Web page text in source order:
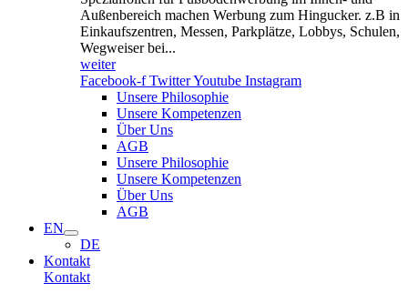
Außenbereich machen Werbung zum Hingucker. z.B in
Einkaufszentren, Messen, Parkplätze, Lobbys, Schulen,
Wegweiser bei...
weiter
Facebook-f TwitterYoutube Instagram
Unsere Philosophie
Unsere Kompetenzen
Über Uns
AGB
Unsere Philosophie
Unsere Kompetenzen
Über Uns
AGB
EN
DE
Kontakt
Kontakt